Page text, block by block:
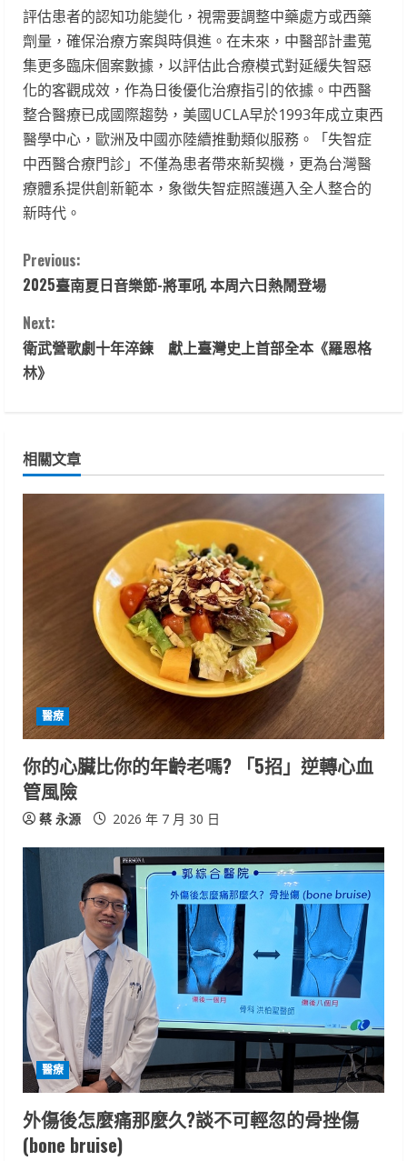
評估患者的認知功能變化，視需要調整中藥處方或西藥
劑量，確保治療方案與時俱進。在未來，中醫部計畫蒐
集更多臨床個案數據，以評估此合療模式對延緩失智惡
化的客觀成效，作為日後優化治療指引的依據。中西醫
整合醫療已成國際趨勢，美國UCLA早於1993年成立東西
醫學中心，歐洲及中國亦陸續推動類似服務。「失智症
中西醫合療門診」不僅為患者帶來新契機，更為台灣醫
療體系提供創新範本，象徵失智症照護邁入全人整合的
新時代。
C
o
n
t
n
u
a
d
i
n
g
Previous:
2025臺南夏日音樂節-將軍吼 本周六日熱鬧登場
Next:
衛武營歌劇十年淬鍊 獻上臺灣史上首部全本《羅恩格
林》
相關文章
醫療
你的心臟比你的年齡老嗎? 「5招」逆轉心血
管風險
蔡 永源 2026 年 7 月 30 日
醫療
外傷後怎麼痛那麼久?談不可輕忽的骨挫傷
(bone bruise)